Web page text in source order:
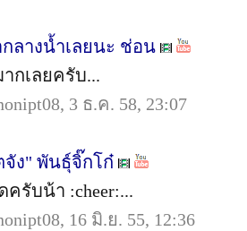
กลางน้ำเลยนะ ช่อน
ากเลยครับ...
3 ธ.ค. 58, 23:07
จัง" พันธุ์จิ๊กโก๋
ครับน้า :cheer:...
16 มิ.ย. 55, 12:36